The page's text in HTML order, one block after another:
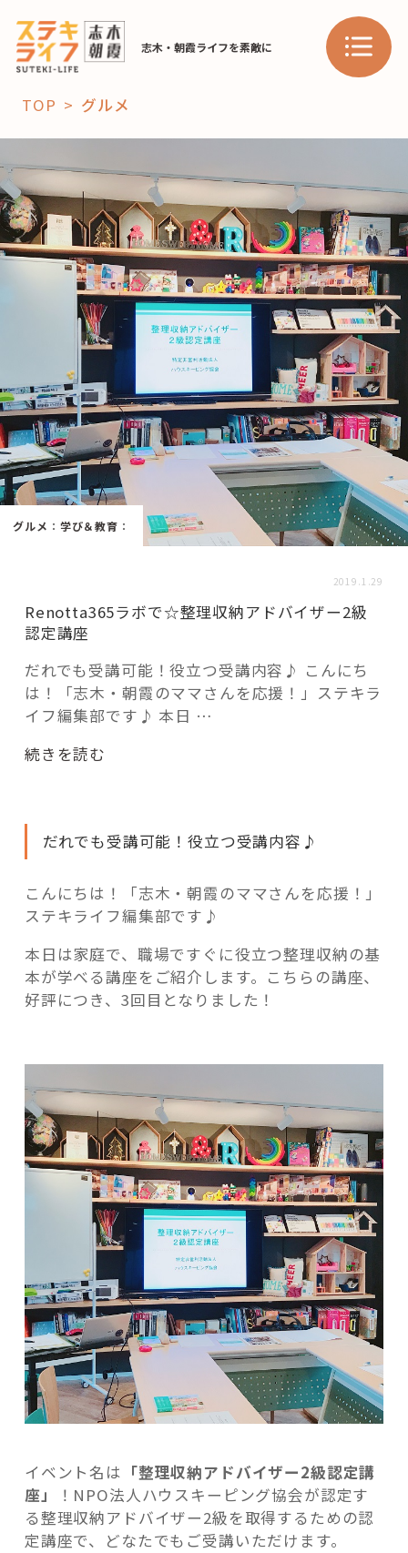
志木・朝霞ライフを素敵に
「コト」
子育て
暮らし
おすすめ
スポット 学び・教育
「場」
HAREL HAREL
活用事例
「モノ」
fleXe リノベ事例
「ひと」
協賛・協力店
コーディネーター紹介
記事検索
TOP グルメ
グルメ ： 学び＆教育 ：
2019.1.29
Renotta365ラボで☆整理収納アドバイザー2級
認定講座
だれでも受講可能！役立つ受講内容♪ こんにち
は！「志木・朝霞のママさんを応援！」ステキラ
イフ編集部です♪ 本日 …
“Renotta365
で
整
理
収
ア
ド
バ
ー
2
級
認
定
続きを読む
だれでも受講可能！役立つ受講内容♪
こんにちは！「志木・朝霞のママさんを応援！」
ステキライフ編集部です♪
本日は家庭で、職場ですぐに役立つ整理収納の基
本が学べる講座をご紹介します。こちらの講座、
好評につき、3回目となりました！
イベント名は 「整理収納アドバイザー2級認定講
座」
！NPO法人ハウスキーピング協会が認定す
る整理収納アドバイザー2級を取得するための認
定講座で、どなたでもご受講いただけます。